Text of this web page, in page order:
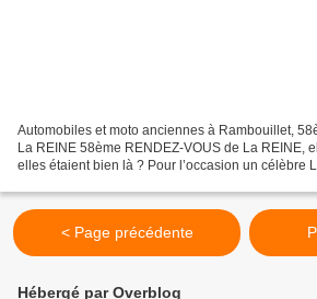
Automobiles et moto anciennes à Rambouillet,
La REINE 58ème RENDEZ-VOUS de La REINE,
elles étaient bien là ? Pour l’occasion un célèbre
https://picasaweb.google.com/
013LesRVDeLaREINEARambouillet...
< Page précédente
Hébergé par Overblog